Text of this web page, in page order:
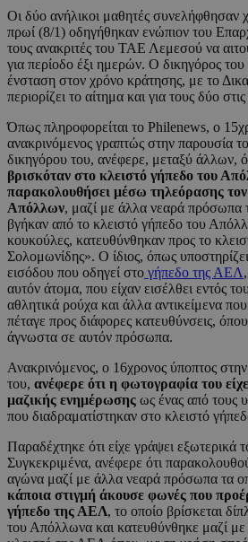
Οι δύο ανήλικοι μαθητές συνελήφθησαν
πρωί (8/1) οδηγήθηκαν ενώπιον του
τους ανακριτές του ΤΑΕ Λεμεσού να
για περίοδο έξι ημερών. Ο δικηγόρος
ένσταση στον χρόνο κράτησης, με το
περιορίζει το αίτημα και για τους δύο
Όπως πληροφορείται το Philenews, ο
ανακρινόμενος γραπτώς στην παρουσία
δικηγόρου του, ανέφερε, μεταξύ άλλων,
βρισκόταν στο κλειστό γήπεδο του
παρακολουθήσει μέσω τηλεόρασης
Απόλλων, μαζί με άλλα νεαρά πρόσωπα
βγήκαν από το κλειστό γήπεδο του
κουκούλες, κατευθύνθηκαν προς το
Σολομωνίδης». Ο ίδιος, όπως
εισόδου που οδηγεί στο γήπεδο της ΑΕΛ
αυτόν άτομα, που είχαν εισέλθει εντός
αθλητικά ρούχα και άλλα αντικείμενα
πέταγε προς διάφορες κατευθύνσεις,
άγνωστα σε αυτόν πρόσωπα.
Ανακρινόμενος, ο 16χρονος ύποπτος
του, ανέφερε ότι η φωτογραφία του
μαζικής ενημέρωσης ως ένας από τους
που διαδραματίστηκαν στο κλειστό
Παραδέχτηκε ότι είχε γράψει εξωτερικά
Συγκεκριμένα, ανέφερε ότι
αγώνα μαζί με άλλα νεαρά πρόσωπα τα
κάποια στιγμή άκουσε φωνές που
γήπεδο της ΑΕΛ, το οποίο βρίσκεται
του Απόλλωνα και κατευθύνθηκε μαζί